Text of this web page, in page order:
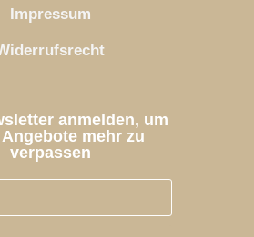
Impressum
anmelden, um
mehr zu
verpassen